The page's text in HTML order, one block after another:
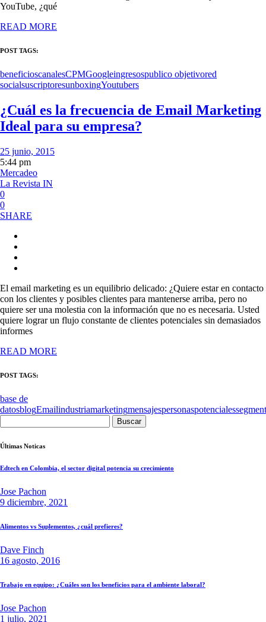
YouTube, ¿qué
READ MORE
POST TAGS:
beneficioscanalesCPMGoogleingresospublico objetivored
socialsuscriptoresunboxingYoutubers
¿Cuál es la frecuencia de Email Marketing
Ideal para su empresa?
25 junio, 2015
5:44 pm
Mercadeo
La Revista IN
0
0
SHARE
El email marketing es un equilibrio delicado: ¿Quiere estar en contacto
con los clientes y posibles clientes para mantenerse arriba, pero no
quiere ser una molestia con la información que no es necesaria. Usted
quiere lograr un flujo constante de clientes potenciales sin demasiados
informes
READ MORE
POST TAGS:
base de
datosblogEmailindustriamarketingmensajespersonaspotenciales
Últimas Noticas
Edtech en Colombia, el sector digital potencia su crecimiento
Jose Pachon
9 diciembre, 2021
Alimentos vs Suplementos, ¿cuál prefieres?
Dave Finch
16 agosto, 2016
Trabajo en equipo: ¿Cuáles son los beneficios para el ambiente laboral?
Jose Pachon
1 julio, 2021